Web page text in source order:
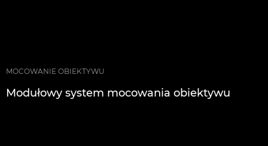
MOCOWANIE OBIEKTYWU
Modułowy system mocowania obiektywu